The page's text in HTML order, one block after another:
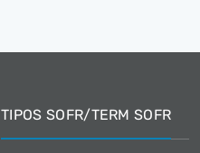
TIPOS SOFR/TERM SOFR